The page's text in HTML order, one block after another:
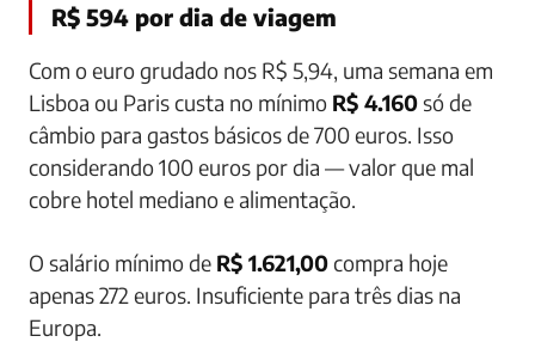
R$ 594 por dia de viagem
Com o euro grudado nos R$ 5,94, uma semana em
Lisboa ou Paris custa no mínimo R$ 4.160só de
câmbio para gastos básicos de 700 euros. Isso
considerando 100 euros por dia — valor que mal
cobre hotel mediano e alimentação.
O salário mínimo de R$ 1.621,00compra hoje
apenas 272 euros. Insuficiente para três dias na
Europa.